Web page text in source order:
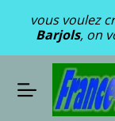
vous voulez
Barjols, on